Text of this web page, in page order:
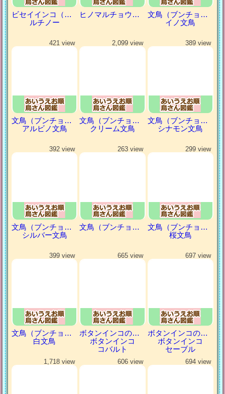
ビセイインコ（美声インコ）
ルチノー
ヒノマルチョウ（日の丸鳥）
文鳥（ブンチョウ）
イノ文鳥
421 view
文鳥（ブンチョウ）
アルビノ文鳥
2,099 view
文鳥（ブンチョウ）
クリーム文鳥
389 view
文鳥（ブンチョウ）
シナモン文鳥
392 view
文鳥（ブンチョウ）
シルバー文鳥
263 view
文鳥（ブンチョウ）
299 view
文鳥（ブンチョウ）
桜文鳥
399 view
文鳥（ブンチョウ）
白文鳥
665 view
ボタンインコの仲間
ボタンインコ
コバルト
697 view
ボタンインコの仲間
ボタンインコ
セーブル
1,718 view 606 view 694 view